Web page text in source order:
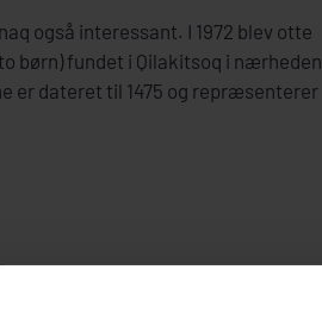
også interessant. I 1972 blev otte
børn) fundet i Qilakitsoq i nærheden
er dateret til 1475 og repræsenterer